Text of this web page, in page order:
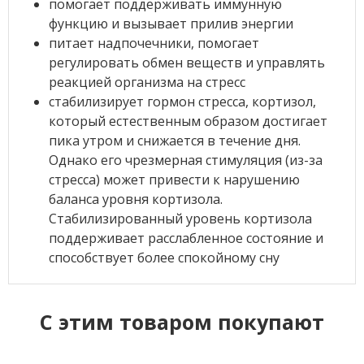
помогает поддерживать иммунную
функцию и вызывает прилив энергии
питает надпочечники, помогает
регулировать обмен веществ и управлять
реакцией организма на стресс
стабилизирует гормон стресса, кортизол,
который естественным образом достигает
пика утром и снижается в течение дня.
Однако его чрезмерная стимуляция (из-за
стресса) может привести к нарушению
баланса уровня кортизола.
Стабилизированный уровень кортизола
поддерживает расслабленное состояние и
способствует более спокойному сну
C этим товаром покупают